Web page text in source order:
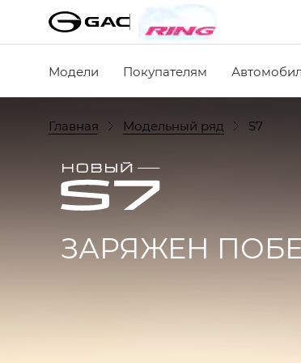
Модели Покупателям
Главная Модельный ряд S7
ЗАРЯЖЕН